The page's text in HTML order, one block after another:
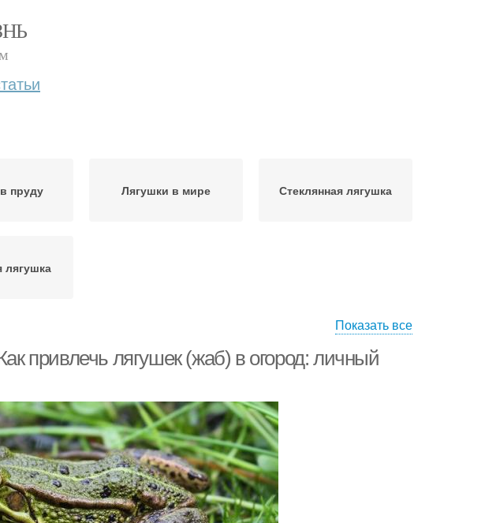
пруду Лягушки в мире Стеклянная лягушка
лягушка
Показать все
привлечь лягушек (жаб) в огород: личный